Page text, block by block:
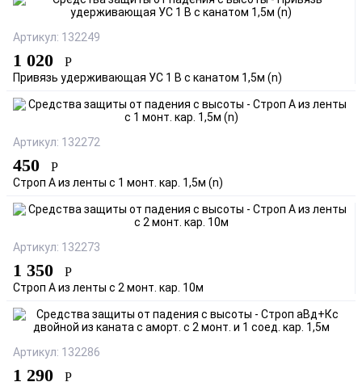
Артикул: 132249
1 020 Р
Привязь удерживающая УС 1 В с канатом 1,5м (n)
Артикул: 132272
450 Р
Строп А из ленты с 1 монт. кар. 1,5м (n)
Артикул: 132273
1 350 Р
Строп А из ленты с 2 монт. кар. 10м
Артикул: 132286
1 290 Р